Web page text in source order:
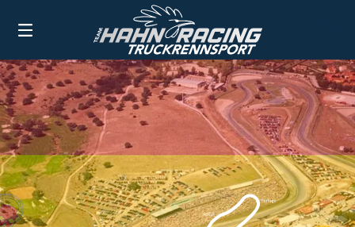
TEAM HAHN RACING
VERGANGENE RENNEN 2024
JARAMA 2024